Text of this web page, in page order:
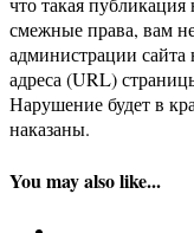
смежные права, вам
администрации
адреса (URL)
Нарушение будет в
наказаны.
You may also like...